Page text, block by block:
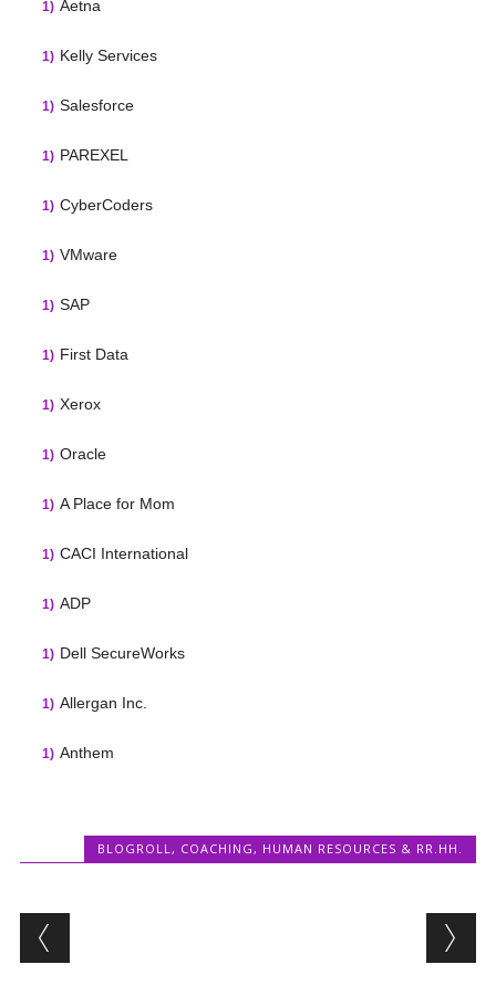
Aetna
Kelly Services
Salesforce
PAREXEL
CyberCoders
VMware
SAP
First Data
Xerox
Oracle
A Place for Mom
CACI International
ADP
Dell SecureWorks
Allergan Inc.
Anthem
BLOGROLL, COACHING, HUMAN RESOURCES & RR.HH.
Post navigation